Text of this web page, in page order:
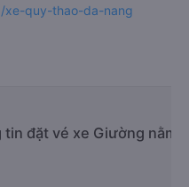
xe-quy-thao-da-nang
tin đặt vé xe Giường nằm